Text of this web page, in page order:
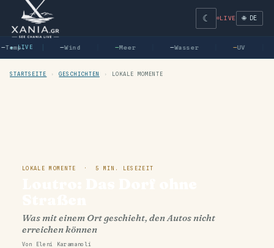
☾ LIVE 🌐 DE
● LIVE
Temp. —Wind —Meer —Wasser —UV
STARTSEITE › GESCHICHTEN › LOKALE MOMENTE
LOKALE MOMENTE · 5 MIN. LESEZEIT
Was mit einem Ort geschieht, den Autos nicht
erreichen können
Von Eleni Karamanoli